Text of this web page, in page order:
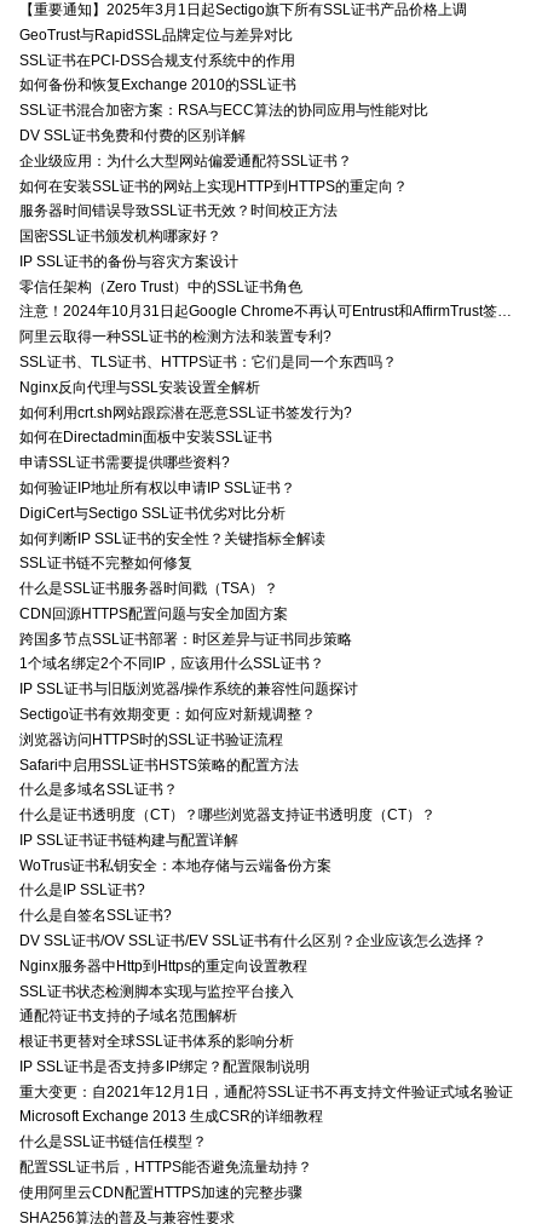
【重要通知】2025年3月1日起Sectigo旗下所有SSL证书产品价格上调
GeoTrust与RapidSSL品牌定位与差异对比
SSL证书在PCI-DSS合规支付系统中的作用
如何备份和恢复Exchange 2010的SSL证书
SSL证书混合加密方案：RSA与ECC算法的协同应用与性能对比
DV SSL证书免费和付费的区别详解
企业级应用：为什么大型网站偏爱通配符SSL证书？
如何在安装SSL证书的网站上实现HTTP到HTTPS的重定向？
服务器时间错误导致SSL证书无效？时间校正方法
国密SSL证书颁发机构哪家好？
IP SSL证书的备份与容灾方案设计
零信任架构（Zero Trust）中的SSL证书角色
注意！2024年10月31日起Google Chrome不再认可Entrust和AffirmTrust签发的TLS证书
阿里云取得一种SSL证书的检测方法和装置专利?
SSL证书、TLS证书、HTTPS证书：它们是同一个东西吗？
Nginx反向代理与SSL安装设置全解析
如何利用crt.sh网站跟踪潜在恶意SSL证书签发行为?
如何在Directadmin面板中安装SSL证书
申请SSL证书需要提供哪些资料?
如何验证IP地址所有权以申请IP SSL证书？
DigiCert与Sectigo SSL证书优劣对比分析
如何判断IP SSL证书的安全性？关键指标全解读
SSL证书链不完整如何修复
什么是SSL证书服务器时间戳（TSA）？
CDN回源HTTPS配置问题与安全加固方案
跨国多节点SSL证书部署：时区差异与证书同步策略
1个域名绑定2个不同IP，应该用什么SSL证书？
IP SSL证书与旧版浏览器/操作系统的兼容性问题探讨
Sectigo证书有效期变更：如何应对新规调整？
浏览器访问HTTPS时的SSL证书验证流程
Safari中启用SSL证书HSTS策略的配置方法
什么是多域名SSL证书？
什么是证书透明度（CT）？哪些浏览器支持证书透明度（CT）？
IP SSL证书证书链构建与配置详解
WoTrus证书私钥安全：本地存储与云端备份方案
什么是IP SSL证书?
什么是自签名SSL证书?
DV SSL证书/OV SSL证书/EV SSL证书有什么区别？企业应该怎么选择？
Nginx服务器中Http到Https的重定向设置教程
SSL证书状态检测脚本实现与监控平台接入
通配符证书支持的子域名范围解析
根证书更替对全球SSL证书体系的影响分析
IP SSL证书是否支持多IP绑定？配置限制说明
重大变更：自2021年12月1日，通配符SSL证书不再支持文件验证式域名验证
Microsoft Exchange 2013 生成CSR的详细教程
什么是SSL证书链信任模型？
配置SSL证书后，HTTPS能否避免流量劫持？
使用阿里云CDN配置HTTPS加速的完整步骤
SHA256算法的普及与兼容性要求